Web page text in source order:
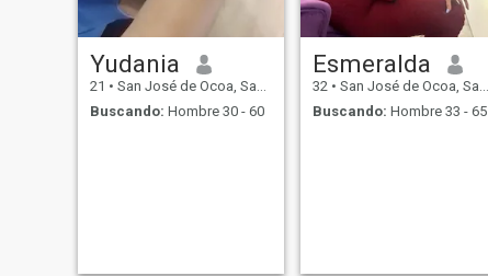
Yudania
21 • San José de Ocoa, San José de Ocoa, Rep. Dominicana
Buscando: Hombre 30 - 60
Esmeralda
32 • San José de Ocoa, San José de Ocoa, Rep. Dominicana
Buscando: Hombre 33 - 65